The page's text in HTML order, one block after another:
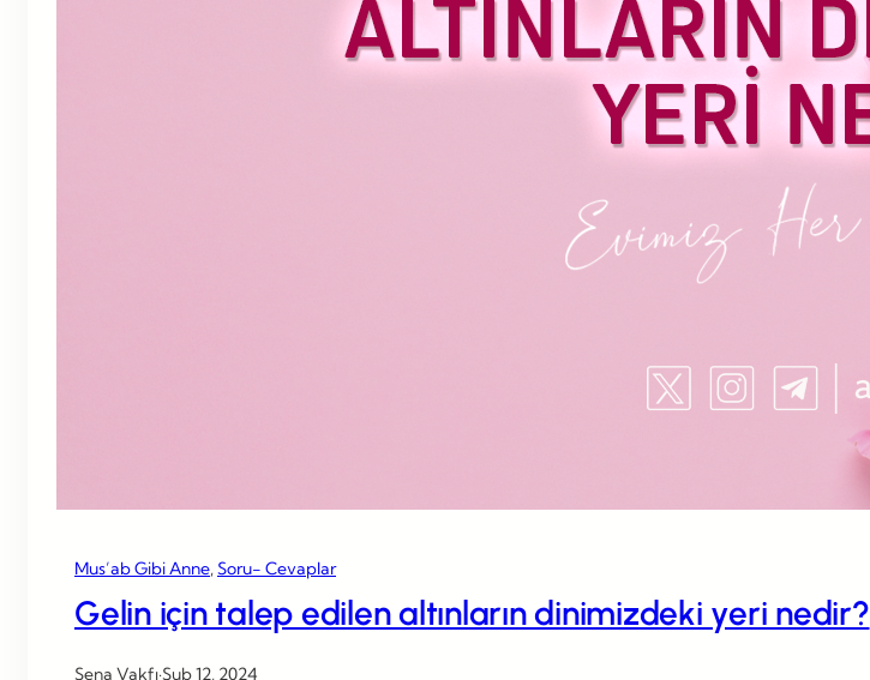
Mus’ab Gibi Anne, Soru- Cevaplar
Gelin için talep edilen altınların dinimizdeki yeri nedir?
Sena Vakfı·Şub 12, 2024